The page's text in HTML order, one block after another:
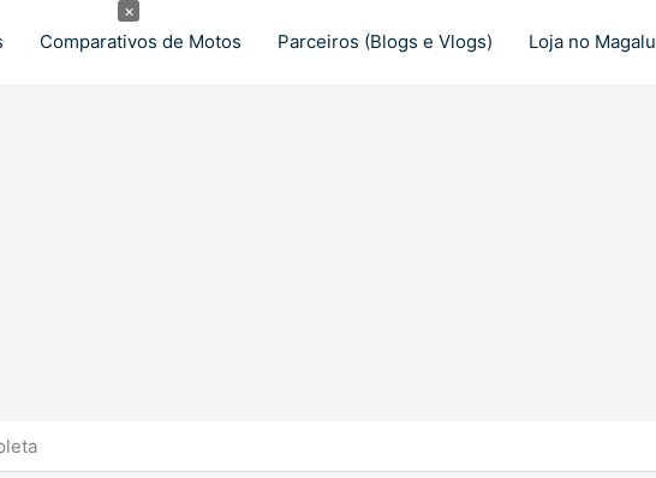
Comparativos de Motos Parceiros (Blogs e Vlogs) Loja no Magalu
×